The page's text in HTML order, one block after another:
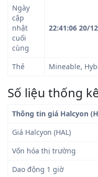
Ngày
cập
nhật
cuối
cùng
22:41:06 20/
Thẻ Mineable,
Số liệu thống
Thông tin giá Halcyon
Giá Halcyon (HAL)
Vốn hóa thị trường
Dao động 1 giờ